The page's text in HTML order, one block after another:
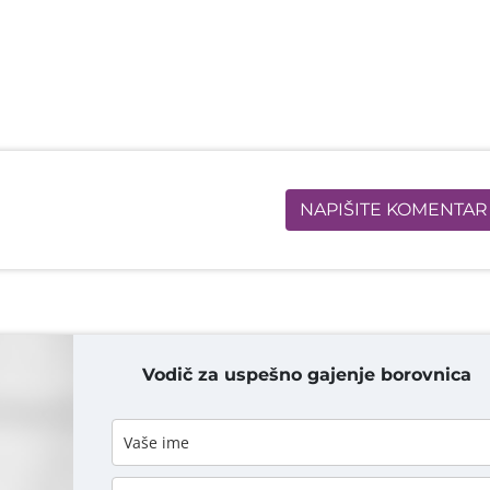
NAPIŠITE KOMENTAR
Vodič za uspešno gajenje borovnica